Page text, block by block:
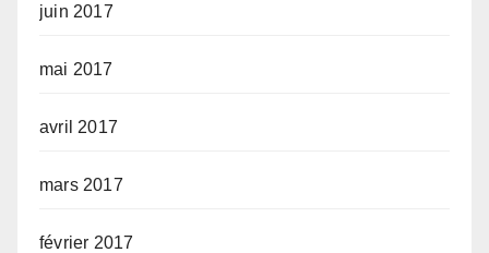
juin 2017
mai 2017
avril 2017
mars 2017
février 2017